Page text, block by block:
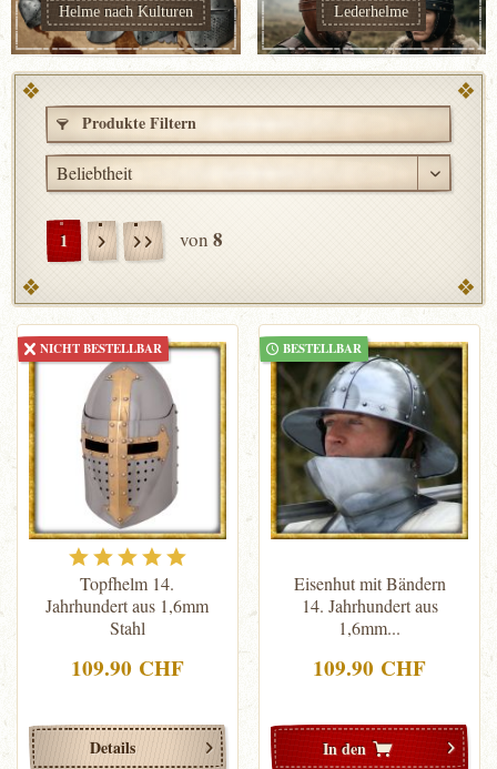
Helme nach Kulturen Lederhelme
Produkte Filtern
1 von 8
NICHT BESTELLBAR
Topfhelm 14.
Jahrhundert aus 1,6mm
Stahl
109.90 CHF
Details
BESTELLBAR
Eisenhut mit Bändern
14. Jahrhundert aus
1,6mm...
109.90 CHF
In den